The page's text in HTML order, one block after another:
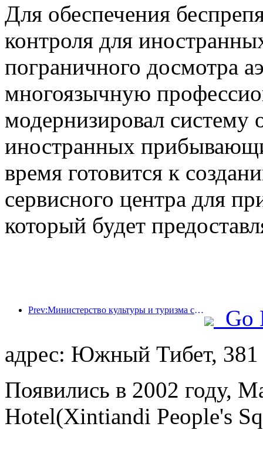
Для обеспечения
контроля для
пограничного досмотра
многоязычную
модернизировал систему
иностранных
время готовится к
сервисного центра для
который будет
Prev:Министерство культуры и туризма сообщило, что в 2025 году 16 994 достопримечательности категории А посетили 7,51 миллиарда человек, что принесло доход от туризма в размере 554,49 миллиарда юаней.
Go
адрес: Южный Тибет, 381
Появились в 2002 году,
Hotel(Xintiandi People's